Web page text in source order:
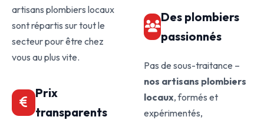
artisans plombiers locaux
sont répartis sur tout le
secteur pour être chez
vous au plus vite.
Prix
transparents
Des plombiers
passionnés
Pas de sous-traitance –
nos artisans plombiers
locaux, formés et
expérimentés,